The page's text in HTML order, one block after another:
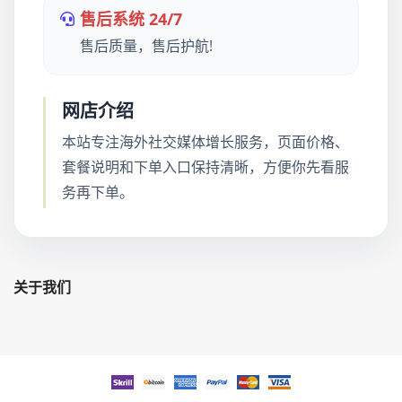
售后系统 24/7
售后质量，售后护航!
网店介绍
本站专注海外社交媒体增长服务，页面价格、
套餐说明和下单入口保持清晰，方便你先看服
务再下单。
关于我们